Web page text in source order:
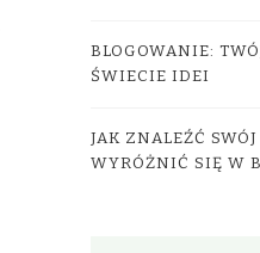
BLOGOWANIE:
ŚWIECIE IDEI
JAK ZNALEŹĆ
WYRÓŻNIĆ SIĘ W